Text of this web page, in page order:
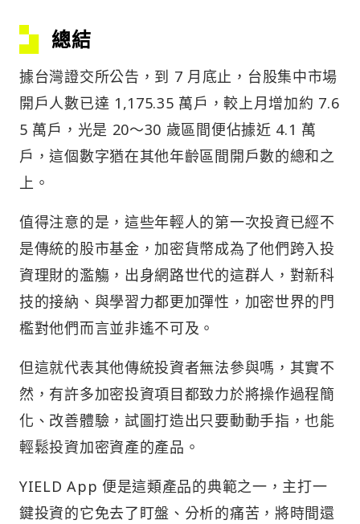
總結
據台灣證交所公告，到 7 月底止，台股集中市場
開戶人數已達 1,175.35 萬戶，較上月增加約 7.6
5 萬戶，光是 20～30 歲區間便佔據近 4.1 萬
戶，這個數字猶在其他年齡區間開戶數的總和之
上。
值得注意的是，這些年輕人的第一次投資已經不
是傳統的股市基金，加密貨幣成為了他們跨入投
資理財的濫觴，出身網路世代的這群人，對新科
技的接納、與學習力都更加彈性，加密世界的門
檻對他們而言並非遙不可及。
但這就代表其他傳統投資者無法參與嗎，其實不
然，有許多加密投資項目都致力於將操作過程簡
化、改善體驗，試圖打造出只要動動手指，也能
輕鬆投資加密資產的產品。
YIELD App 便是這類產品的典範之一，主打一
鍵投資的它免去了盯盤、分析的痛苦，將時間還